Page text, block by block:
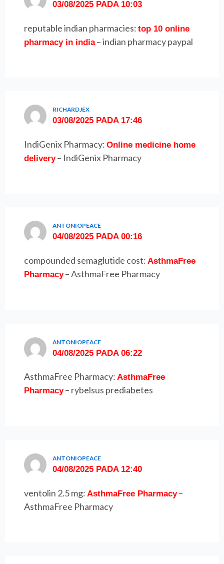
03/08/2025 PADA 10:03
reputable indian pharmacies:top 10 online
pharmacy in india– indian pharmacy paypal
RICHARDJEX
03/08/2025 PADA 17:46
IndiGenix Pharmacy:Online medicine home
delivery– IndiGenix Pharmacy
ANTONIOPEACE
04/08/2025 PADA 00:16
compounded semaglutide cost: AsthmaFree
Pharmacy– AsthmaFree Pharmacy
ANTONIOPEACE
04/08/2025 PADA 06:22
AsthmaFree Pharmacy: AsthmaFree
Pharmacy– rybelsus prediabetes
ANTONIOPEACE
04/08/2025 PADA 12:40
ventolin 2.5 mg: AsthmaFree Pharmacy–
AsthmaFree Pharmacy